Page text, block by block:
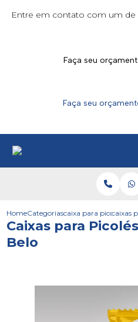
Entre em contato com um de
Faça seu
Faça seu
HomeCategoriascaixa para picolescaixas
Caixas para
Belo